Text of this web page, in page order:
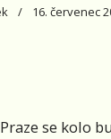
16. červenec
se kolo